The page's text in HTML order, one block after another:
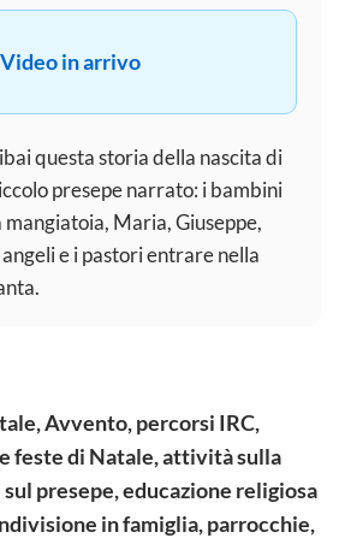
Video in arrivo
questa storia della nascita di
presepe narrato: i bambini
mangiatoia, Maria, Giuseppe,
e i pastori entrare nella
Avvento, percorsi IRC,
feste di Natale, attività sulla
presepe, educazione religiosa
in famiglia, parrocchie,